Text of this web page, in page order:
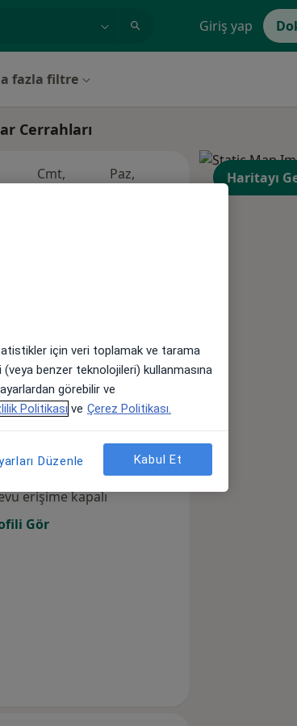
Giriş yap
fazla filtre
Cerrahları
Cmt, Paz, Sal,
11 Ağustos
9 Ağustos 10 Ağustos
erişime kapalı
Gör
Haritayı
için veri toplamak ve tarama
(veya benzer teknolojileri) kullanmasına
görebilir ve
Politikası ve Çerez Politikası.
Düzenle Kabul Et